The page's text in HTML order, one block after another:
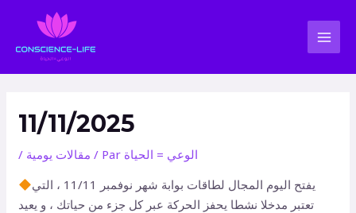
contenu
11/11/2025
/ مقالات يومية / Par الوعي = الحياة
يفتح اليوم المجال لطاقات بوابة شهر نوفمبر 11/11 ، التي
تعتبر مدخلا نشطا يحفز الحركة عبر كل جزء من حياتك ، و يعيد
Navigation
articles